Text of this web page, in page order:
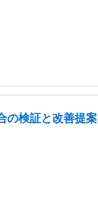
の検証と改善提案